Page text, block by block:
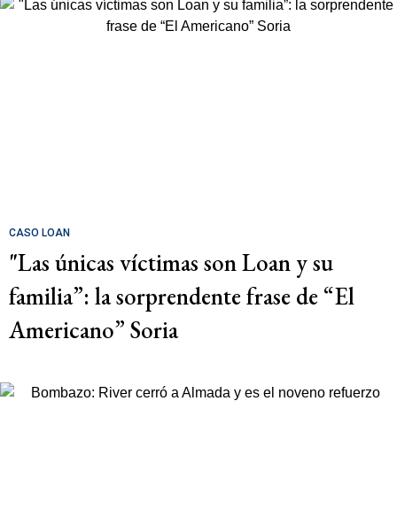
CASO LOAN
"Las únicas víctimas son Loan y su
familia”: la sorprendente frase de “El
Americano” Soria